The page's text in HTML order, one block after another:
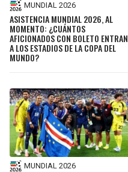
MUNDIAL 2026
ASISTENCIA MUNDIAL 2026, AL
MOMENTO: ¿CUÁNTOS
AFICIONADOS CON BOLETO ENTRAN
A LOS ESTADIOS DE LA COPA DEL
MUNDO?
MUNDIAL 2026